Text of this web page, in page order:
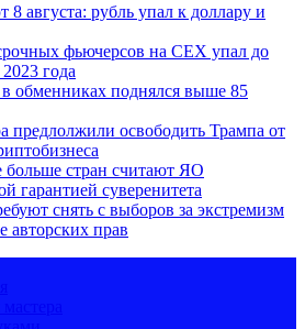
8 августа: рубль упал к доллару и
фьючерсов на CEX упал до
года
обменниках поднялся выше 85
предлолжили освободить Трампа от
больше стран считают ЯО
гарантией суверенитета
снять с выборов за экстремизм
авторских прав